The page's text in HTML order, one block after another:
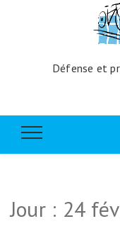
Défense et
Jour : 24